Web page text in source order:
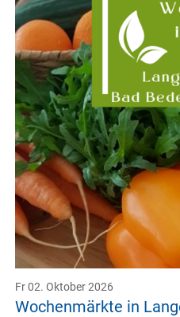
Wochenmärkte in
Fr 02. Oktober 2026